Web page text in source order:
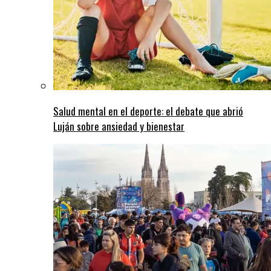
Salud mental en el deporte: el debate que abrió
Luján sobre ansiedad y bienestar